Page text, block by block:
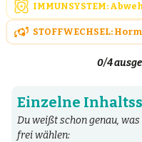
IMMUNSYSTEM:
STOFFWECHSEL:
0/4
Einzelne
Du weißt schon genau,
frei wählen: